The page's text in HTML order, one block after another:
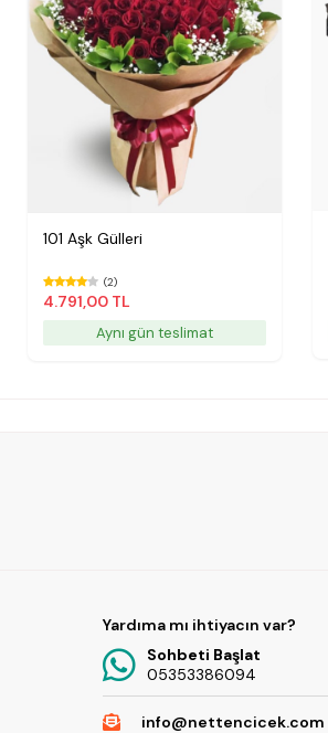
101 Aşk Gülleri
(2)
4.791,00 TL
Aynı gün teslimat
Yardıma mı ihtiyacın var?
Sohbeti Başlat
05353386094
info@nettencicek.com